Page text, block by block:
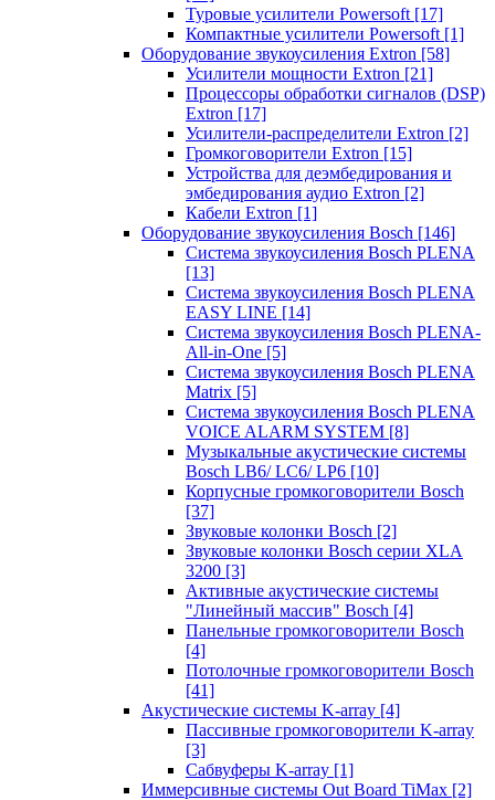
Туровые усилители Powersoft [17]
Компактные усилители Powersoft [1]
Оборудование звукоусиления Extron [58]
Усилители мощности Extron [21]
Процессоры обработки сигналов (DSP)
Extron [17]
Усилители-распределители Extron [2]
Громкоговорители Extron [15]
Устройства для деэмбедирования и
эмбедирования аудио Extron [2]
Кабели Extron [1]
Оборудование звукоусиления Bosch [146]
Система звукоусиления Bosch PLENA
[13]
Система звукоусиления Bosch PLENA
EASY LINE [14]
Система звукоусиления Bosch PLENA-
All-in-One [5]
Система звукоусиления Bosch PLENA
Matrix [5]
Система звукоусиления Bosch PLENA
VOICE ALARM SYSTEM [8]
Музыкальные акустические системы
Bosch LB6/ LC6/ LP6 [10]
Корпусные громкоговорители Bosch
[37]
Звуковые колонки Bosch [2]
Звуковые колонки Bosch серии XLA
3200 [3]
Активные акустические системы
"Линейный массив" Bosch [4]
Панельные громкоговорители Bosch
[4]
Потолочные громкоговорители Bosch
[41]
Акустические системы K-array [4]
Пассивные громкоговорители K-array
[3]
Сабвуферы K-array [1]
Иммерсивные системы Out Board TiMax [2]